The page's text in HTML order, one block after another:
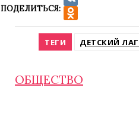
ПОДЕЛИТЬСЯ:
VK
ТЕГИ ДЕТСКИЙ
ОБЩЕСТВО